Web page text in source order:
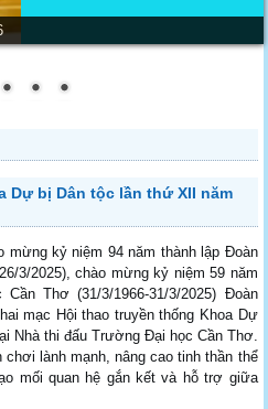
Dự bị Dân tộc lần thứ XII năm
mừng kỷ niệm 94 năm thành lập Đoàn
3/2025), chào mừng kỷ niệm 59 năm
Thơ (31/3/1966-31/3/2025) Đoàn
mạc Hội thao truyền thống Khoa Dự
Nhà thi đấu Trường Đại học Cần Thơ.
lành mạnh, nâng cao tinh thần thể
mối quan hệ gắn kết và hỗ trợ giữa